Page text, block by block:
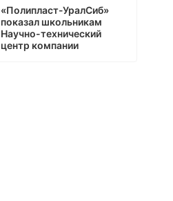
«Полипласт-УралСиб»
показал школьникам
Научно-технический
центр компании